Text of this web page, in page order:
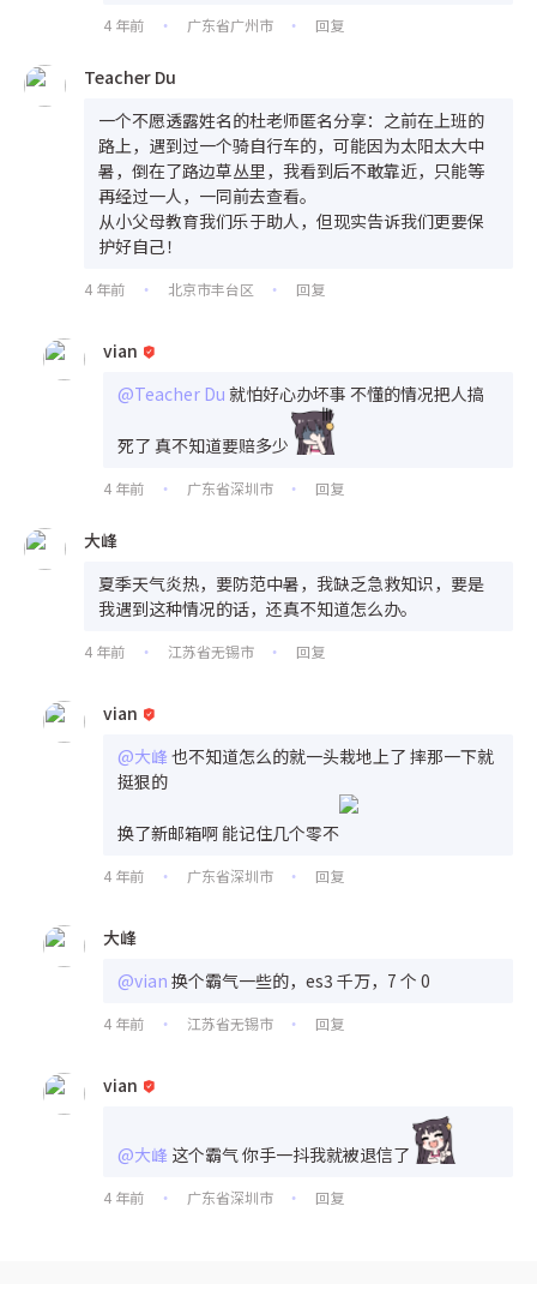
4 年前 • 广东省广州市 • 回复
Teacher Du
一个不愿透露姓名的杜老师匿名分享：之前在上班的
路上，遇到过一个骑自行车的，可能因为太阳太大中
暑，倒在了路边草丛里，我看到后不敢靠近，只能等
再经过一人，一同前去查看。
从小父母教育我们乐于助人，但现实告诉我们更要保
护好自己！
4 年前 • 北京市丰台区 • 回复
vian
@Teacher Du 就怕好心办坏事 不懂的情况把人搞
死了 真不知道要赔多少
4 年前 • 广东省深圳市 • 回复
大峰
夏季天气炎热，要防范中暑，我缺乏急救知识，要是
我遇到这种情况的话，还真不知道怎么办。
4 年前 • 江苏省无锡市 • 回复
vian
@大峰 也不知道怎么的就一头栽地上了 摔那一下就
挺狠的
换了新邮箱啊 能记住几个零不
4 年前 • 广东省深圳市 • 回复
大峰
@vian 换个霸气一些的，es3 千万，7 个 0
4 年前 • 江苏省无锡市 • 回复
vian
@大峰 这个霸气 你手一抖我就被退信了
4 年前 • 广东省深圳市 • 回复